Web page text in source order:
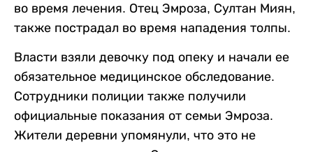
во время лечения. Отец Эмроза, Султан Миян,
также пострадал во время нападения толпы.
Власти взяли девочку под опеку и начали ее
обязательное медицинское обследование.
Сотрудники полиции также получили
официальные показания от семьи Эмроза.
Жители деревни упомянули, что это не